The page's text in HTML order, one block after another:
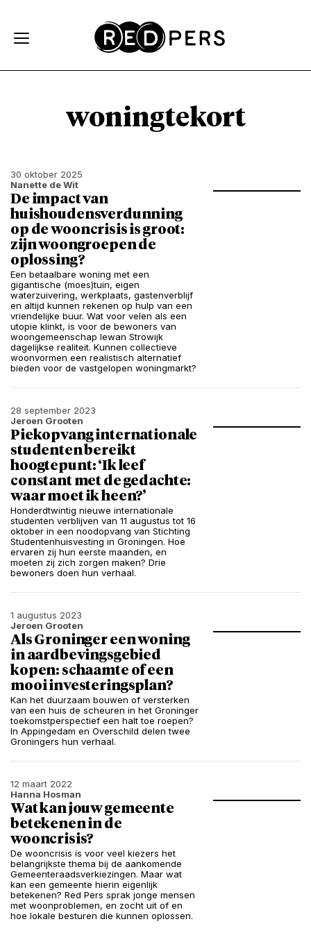
woningtekort
30 oktober 2025
Nanette de Wit
De impact van
huishoudensverdunning
op de wooncrisis is groot:
zijn woongroepen de
oplossing?
Een betaalbare woning met een
gigantische (moes)tuin, eigen
waterzuivering, werkplaats, gastenverblijf
en altijd kunnen rekenen op hulp van een
vriendelijke buur. Wat voor velen als een
utopie klinkt, is voor de bewoners van
woongemeenschap Iewan Strowijk
dagelijkse realiteit. Kunnen collectieve
woonvormen een realistisch alternatief
bieden voor de vastgelopen woningmarkt?
28 september 2023
Jeroen Grooten
Piekopvang internationale
studenten bereikt
hoogtepunt: ‘Ik leef
constant met de gedachte:
waar moet ik heen?’
Honderdtwintig nieuwe internationale
studenten verblijven van 11 augustus tot 16
oktober in een noodopvang van Stichting
Studentenhuisvesting in Groningen. Hoe
ervaren zij hun eerste maanden, en
moeten zij zich zorgen maken? Drie
bewoners doen hun verhaal.
1 augustus 2023
Jeroen Grooten
Als Groninger een woning
in aardbevingsgebied
kopen: schaamte of een
mooi investeringsplan?
Kan het duurzaam bouwen of versterken
van een huis de scheuren in het Groninger
toekomstperspectief een halt toe roepen?
In Appingedam en Overschild delen twee
Groningers hun verhaal.
12 maart 2022
Hanna Hosman
Wat kan jouw gemeente
betekenen in de
wooncrisis?
De wooncrisis is voor veel kiezers het
belangrijkste thema bij de aankomende
Gemeenteraadsverkiezingen. Maar wat
kan een gemeente hierin eigenlijk
betekenen? Red Pers sprak jonge mensen
met woonproblemen, en zocht uit of en
hoe lokale besturen die kunnen oplossen.